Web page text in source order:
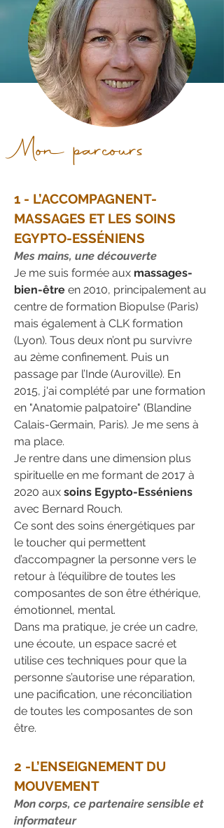
Mon parcours
1 - L’ACCOMPAGNENT-
MASSAGES ET LES SOINS
EGYPTO-ESSÉNIENS
Mes mains, une découverte
Je me suis formée aux massages-
bien-être en 2010, principalement au
centre de formation Biopulse (Paris)
mais également à CLK formation
(Lyon). Tous deux n’ont pu survivre
au 2ème confinement. Puis un
passage par l’Inde (Auroville). En
2015, j'ai complété par une formation
en "Anatomie palpatoire" (Blandine
Calais-Germain, Paris). Je me sens à
ma place.
Je rentre dans une dimension plus
spirituelle en me formant de 2017 à
2020 aux soins Egypto-Esséniens
avec Bernard Rouch.
Ce sont des soins énergétiques par
le toucher qui permettent
d’accompagner la personne vers le
retour à l’équilibre de toutes les
composantes de son être éthérique,
émotionnel, mental.
Dans ma pratique, je crée un cadre,
une écoute, un espace sacré et
utilise ces techniques pour que la
personne s’autorise une réparation,
une pacification, une réconciliation
de toutes les composantes de son
être.
2 -L’ENSEIGNEMENT DU
MOUVEMENT
Mon corps, ce partenaire sensible et
informateur